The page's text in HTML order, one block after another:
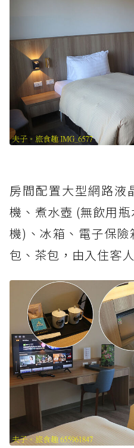
房間配置大型網路液
機、煮水壺 (無飲用
機)、冰箱、電子保
包、茶包，由入住客